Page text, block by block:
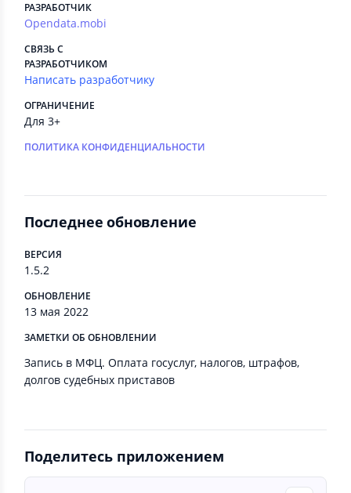
РАЗРАБОТЧИК
Opendata.mobi
СВЯЗЬ С
РАЗРАБОТЧИКОМ
Написать разработчику
ОГРАНИЧЕНИЕ
Для 3+
ПОЛИТИКА КОНФИДЕНЦИАЛЬНОСТИ
Последнее обновление
ВЕРСИЯ
1.5.2
ОБНОВЛЕНИЕ
13 мая 2022
ЗАМЕТКИ ОБ ОБНОВЛЕНИИ
Запись в МФЦ. Оплата госуслуг, налогов, штрафов,
долгов судебных приставов
Поделитесь приложением